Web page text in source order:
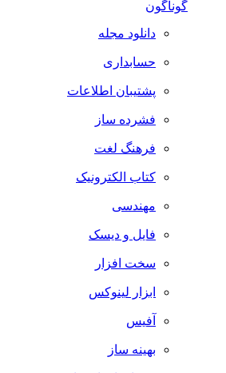
گوناگون
دانلود مجله
حسابداری
پشتیبان اطلاعات
فشرده ساز
فرهنگ لغت
کتاب الکترونیک
مهندسی
فایل و دیسک
سخت افزار
ابزار لینوکس
آفیس
بهینه ساز